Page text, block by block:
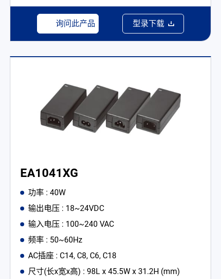
询问此产品 型录下载
EA1041XG
功率 : 40W
输出电压 : 18~24VDC
输入电压 : 100~240 VAC
频率 : 50~60Hz
AC插座 : C14, C8, C6, C18
尺寸(长x宽x高) : 98L x 45.5W x 31.2H (mm)